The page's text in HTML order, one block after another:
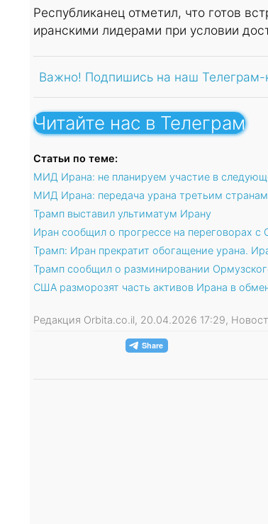
Республиканец отметил, что готов
иранскими лидерами при условии
Важно! Подпишись на наш Телеграм-
Читайте нас в Телеграм
Статьи по теме:
МИД Ирана: не планируем участие в
МИД Ирана: передача урана третьим
Трамп выставил ультиматум Ирану
Иран сообщил о прогрессе на переговорах
Трамп: Иран прекратит обогащение урана.
Трамп сообщил о разминировании
США разморозят часть активов Ирана в
Редакция Orbita.co.il, 20.04.2026 17:29,